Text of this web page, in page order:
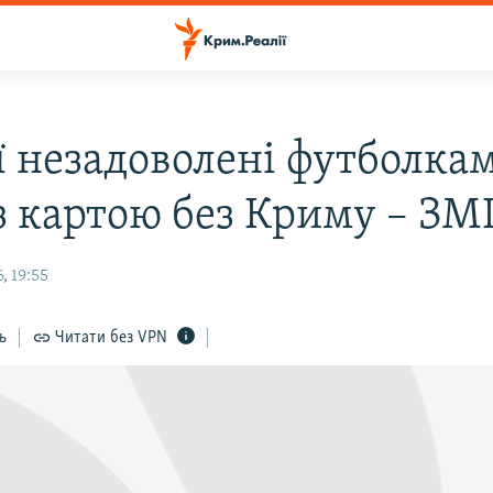
незадоволені
картою без Криму –
19:55
Читати без VPN